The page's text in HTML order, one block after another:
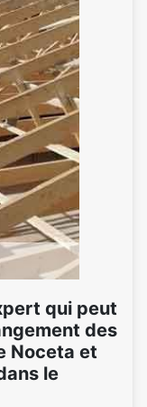
qui peut
des
Noceta et
le